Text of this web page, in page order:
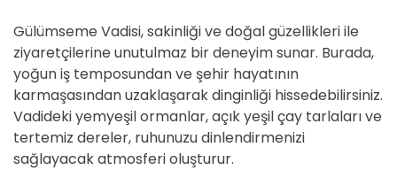
Gülümseme Vadisi, sakinliği ve doğal güzellikleri ile
ziyaretçilerine unutulmaz bir deneyim sunar. Burada,
yoğun iş temposundan ve şehir hayatının
karmaşasından uzaklaşarak dinginliği hissedebilirsiniz.
Vadideki yemyeşil ormanlar, açık yeşil çay tarlaları ve
tertemiz dereler, ruhunuzu dinlendirmenizi
sağlayacak atmosferi oluşturur.